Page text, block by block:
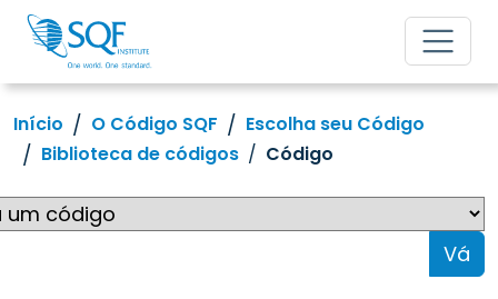
Início O Código SQF
Escolha seu Código
Biblioteca de códigos
Código
Vá